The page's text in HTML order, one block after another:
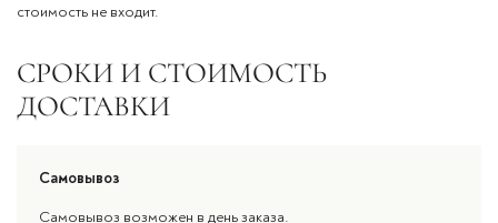
стоимость не входит.
СРОКИ И СТОИМОСТЬ
ДОСТАВКИ
Самовывоз
Самовывоз возможен в день заказа.